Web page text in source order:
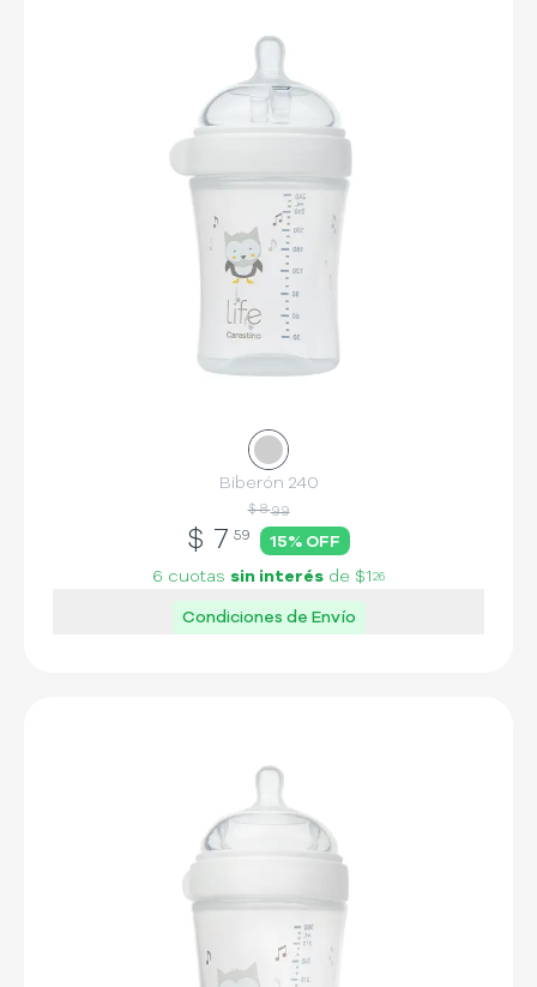
Biberón 240
$ 8 99
$ 7 59 15% OFF
6 cuotas sin interés de $1 26
Condiciones de Envío